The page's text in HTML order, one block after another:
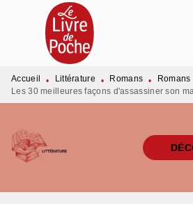
MENU RECHERCHE
PIED DE PAGE
Accueil • Littérature • Romans •
Les 30 meilleures façons d'assassiner son